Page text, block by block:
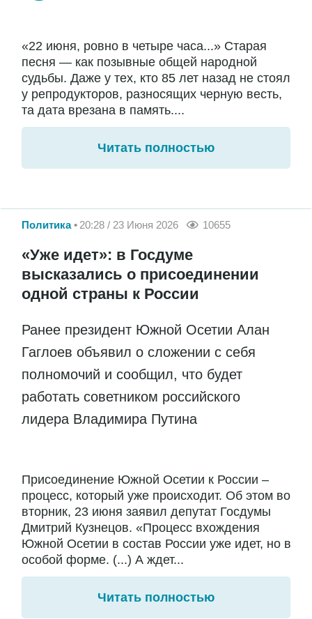
«22 июня, ровно в четыре часа...» Старая
песня — как позывные общей народной
судьбы. Даже у тех, кто 85 лет назад не стоял
у репродукторов, разносящих черную весть,
та дата врезана в память....
Читать полностью
Политика 20:28 / 23 Июня 2026 10655
«Уже идет»: в Госдуме
высказались о присоединении
одной страны к России
Ранее президент Южной Осетии Алан
Гаглоев объявил о сложении с себя
полномочий и сообщил, что будет
работать советником российского
лидера Владимира Путина
Присоединение Южной Осетии к России –
процесс, который уже происходит. Об этом во
вторник, 23 июня заявил депутат Госдумы
Дмитрий Кузнецов. «Процесс вхождения
Южной Осетии в состав России уже идет, но в
особой форме. (...) А ждет...
Читать полностью